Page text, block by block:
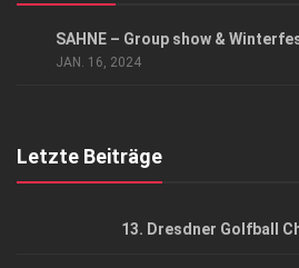
SAHNE – Group show &
JAN. 16, 2024
Letzte Beiträge
13. Dresdner Golfball